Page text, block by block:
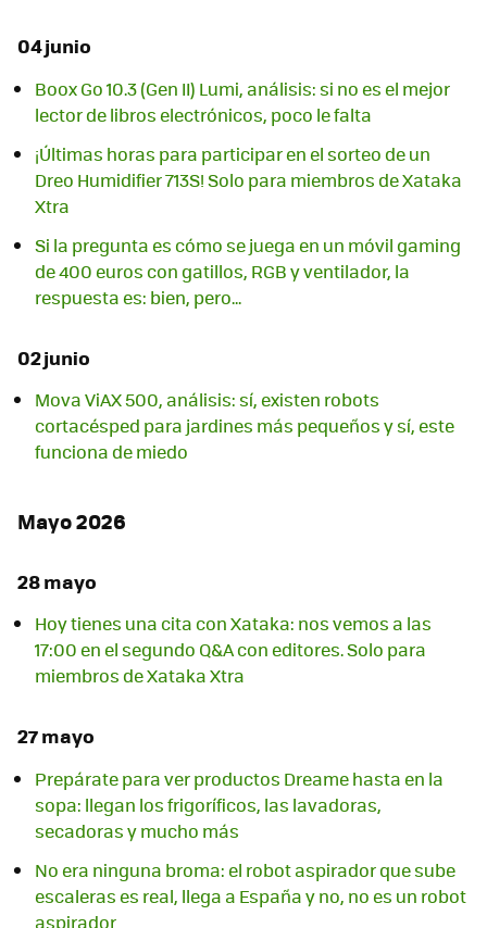
04 junio
Boox Go 10.3 (Gen II) Lumi, análisis: si no es el mejor
lector de libros electrónicos, poco le falta
¡Últimas horas para participar en el sorteo de un
Dreo Humidifier 713S! Solo para miembros de Xataka
Xtra
Si la pregunta es cómo se juega en un móvil gaming
de 400 euros con gatillos, RGB y ventilador, la
respuesta es: bien, pero...
02 junio
Mova ViAX 500, análisis: sí, existen robots
cortacésped para jardines más pequeños y sí, este
funciona de miedo
Mayo 2026
28 mayo
Hoy tienes una cita con Xataka: nos vemos a las
17:00 en el segundo Q&A con editores. Solo para
miembros de Xataka Xtra
27 mayo
Prepárate para ver productos Dreame hasta en la
sopa: llegan los frigoríficos, las lavadoras,
secadoras y mucho más
No era ninguna broma: el robot aspirador que sube
escaleras es real, llega a España y no, no es un robot
aspirador